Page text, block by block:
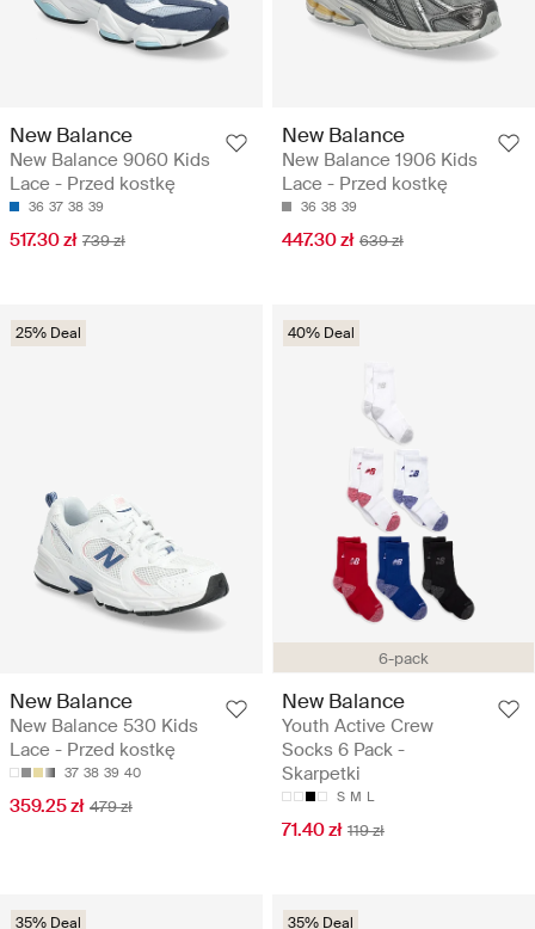
New Balance
New Balance 9060 Kids
Lace - Przed kostkę
36 37 38 39
517.30 zł 739 zł
New Balance
New Balance 1906 Kids
Lace - Przed kostkę
36 38 39
447.30 zł 639 zł
25% Deal
New Balance
New Balance 530 Kids
Lace - Przed kostkę
37 38 39 40
359.25 zł 479 zł
6-pack
40% Deal
New Balance
Youth Active Crew
Socks 6 Pack -
Skarpetki
S M L
71.40 zł 119 zł
35% Deal 35% Deal